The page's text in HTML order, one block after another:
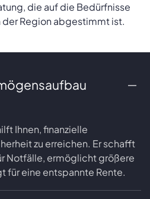
die auf die Bedürfnisse
Region abgestimmt ist.
Ihnen, finanzielle
zu erreichen. Er schafft
Notfälle, ermöglicht größere
für eine entspannte Rente.